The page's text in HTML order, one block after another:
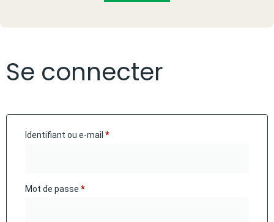
Se connecter
Identifiant ou e-mail *
Mot de passe *